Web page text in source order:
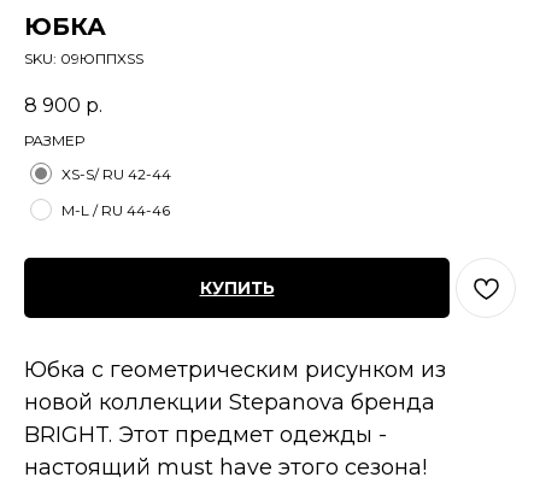
ЮБКА
SKU: 09ЮППXSS
8 900 р.
РАЗМЕР
XS-S/ RU 42-44
M-L / RU 44-46
КУПИТЬ
Юбка с геометрическим рисунком из
новой коллекции Stepanova бренда
BRIGHT. Этот предмет одежды -
настоящий must have этого сезона!